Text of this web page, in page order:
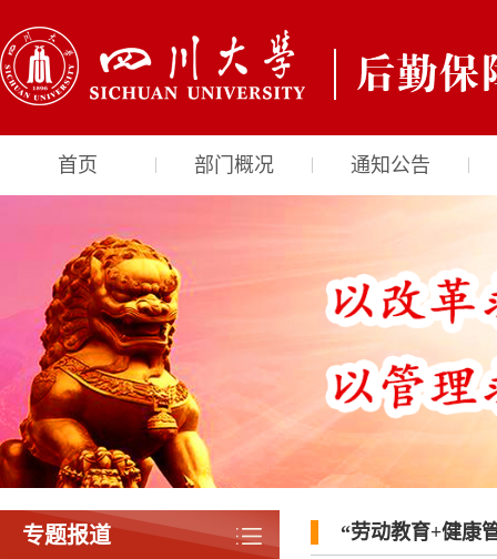
首页 部门概况 通知公告
专题报道 “劳动教育+健康